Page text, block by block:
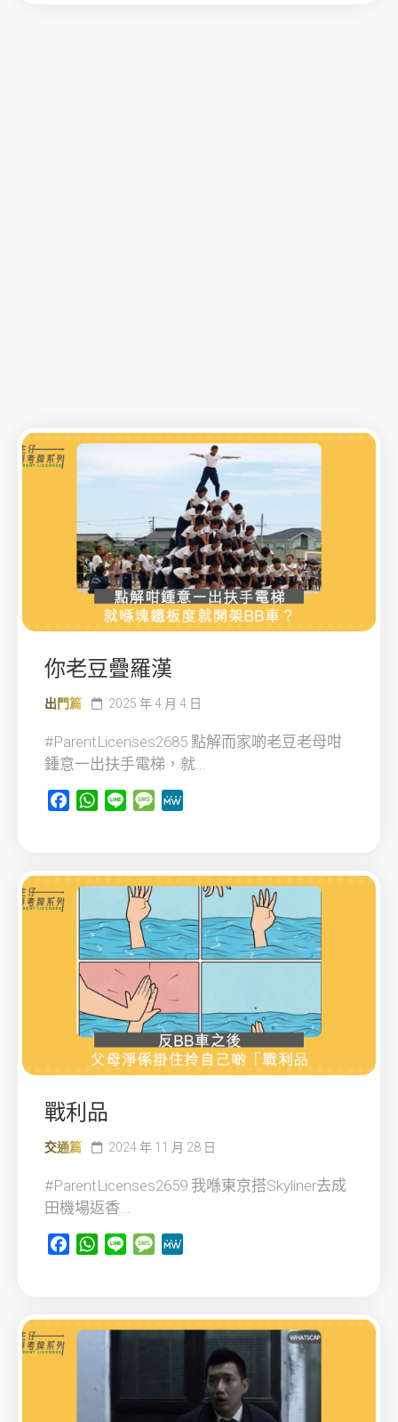
你老豆疊羅漢
出門篇 2025 年 4 月 4 日
#ParentLicenses2685 點解而家啲老豆老母咁
鍾意一出扶手電梯，就...
FacebookWhatsApp
Line Message
戰利品
交通篇 2024 年 11 月 28 日
#ParentLicenses2659 我喺東京搭Skyliner去成
田機場返香...
FacebookWhatsApp
Line Message